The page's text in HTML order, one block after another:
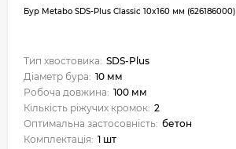
Бур Metabo SDS-Plus Classic 10x160 мм (626186000)
Тип хвостовика: SDS-Plus
Діаметр бура: 10 мм
Робоча довжина: 100 мм
Кількість ріжучих кромок: 2
Оптимальна застосовність: бетон
Комплектація: 1 шт